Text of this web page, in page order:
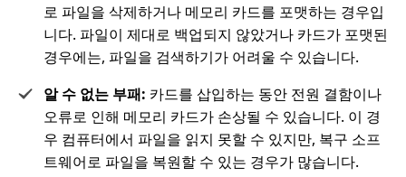
로 파일을 삭제하거나 메모리 카드를 포맷하는 경우입
니다. 파일이 제대로 백업되지 않았거나 카드가 포맷된
경우에는, 파일을 검색하기가 어려울 수 있습니다.
알 수 없는 부패: 카드를 삽입하는 동안 전원 결함이나
오류로 인해 메모리 카드가 손상될 수 있습니다. 이 경
우 컴퓨터에서 파일을 읽지 못할 수 있지만, 복구 소프
트웨어로 파일을 복원할 수 있는 경우가 많습니다.